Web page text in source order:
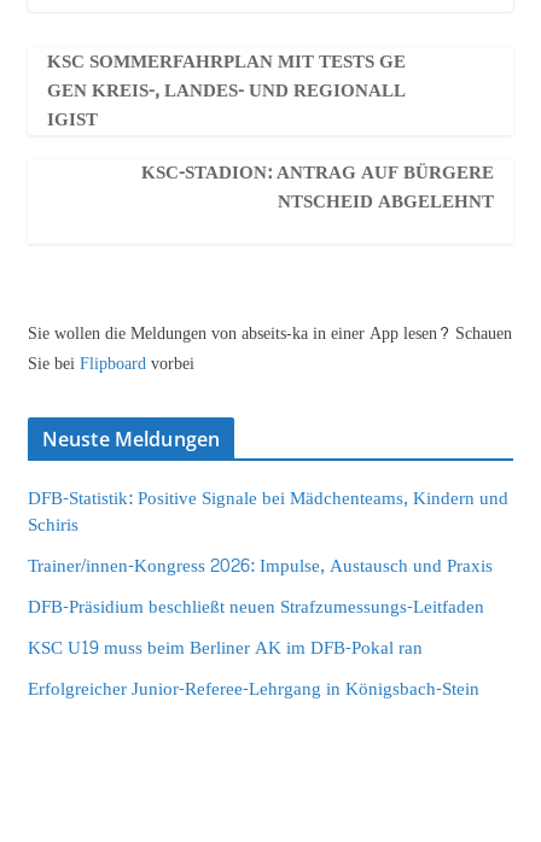
KSC SOMMERFAHRPLAN MIT TESTS GE
GEN KREIS-, LANDES- UND REGIONALL
IGIST
KSC-STADION: ANTRAG AUF BÜRGERE
NTSCHEID ABGELEHNT
Sie wollen die Meldungen von abseits-ka in einer App lesen? Schauen
Sie beiFlipboardvorbei
Neuste Meldungen
DFB-Statistik: Positive Signale bei Mädchenteams, Kindern und
Schiris
Trainer/innen-Kongress 2026: Impulse, Austausch und Praxis
DFB-Präsidium beschließt neuen Strafzumessungs-Leitfaden
KSC U19 muss beim Berliner AK im DFB-Pokal ran
Erfolgreicher Junior-Referee-Lehrgang in Königsbach-Stein